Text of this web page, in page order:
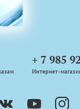
+ 7 985
Интернет-